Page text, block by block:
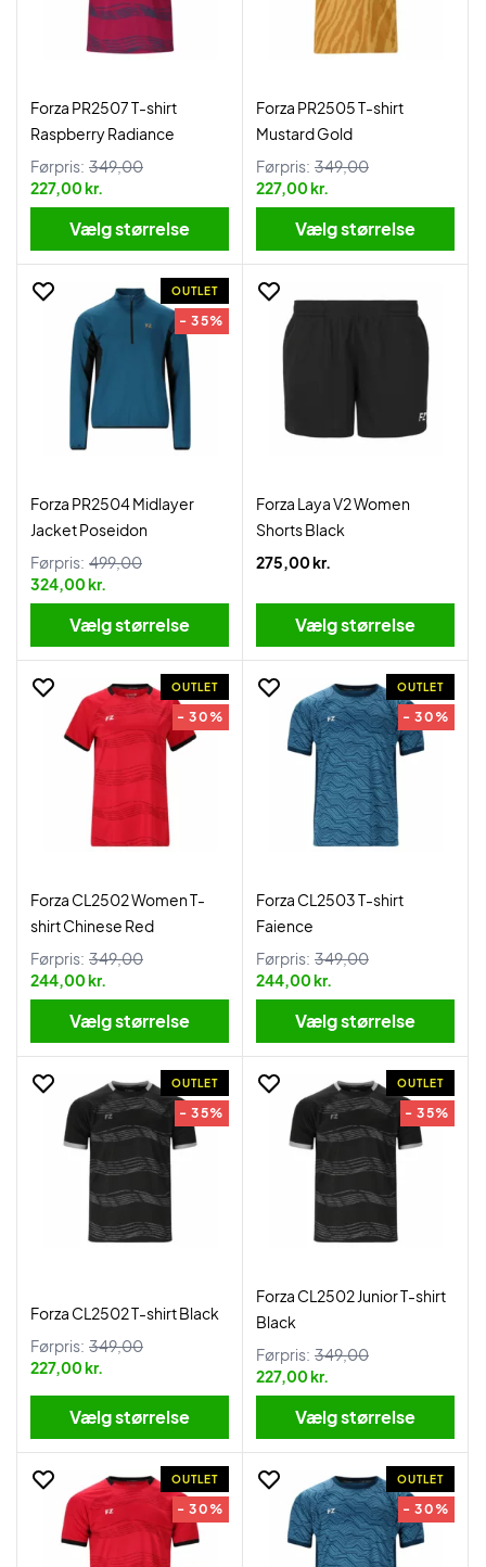
Forza PR2507 T-shirt
Raspberry Radiance
Førpris: 349,00
227,00 kr.
Vælg størrelse
Forza PR2505 T-shirt
Mustard Gold
Førpris: 349,00
227,00 kr.
Vælg størrelse
OUTLET
- 35%
Forza PR2504 Midlayer
Jacket Poseidon
Førpris: 499,00
324,00 kr.
Vælg størrelse
Forza Laya V2 Women
Shorts Black
275,00 kr.
Vælg størrelse
OUTLET
- 30%
Forza CL2502 Women T-
shirt Chinese Red
Førpris: 349,00
244,00 kr.
Vælg størrelse
OUTLET
- 30%
Forza CL2503 T-shirt
Faience
Førpris: 349,00
244,00 kr.
Vælg størrelse
OUTLET
- 35%
Forza CL2502 T-shirt Black
Førpris: 349,00
227,00 kr.
Vælg størrelse
OUTLET
- 35%
Forza CL2502 Junior T-shirt
Black
Førpris: 349,00
227,00 kr.
Vælg størrelse
OUTLET
- 30%
OUTLET
- 30%